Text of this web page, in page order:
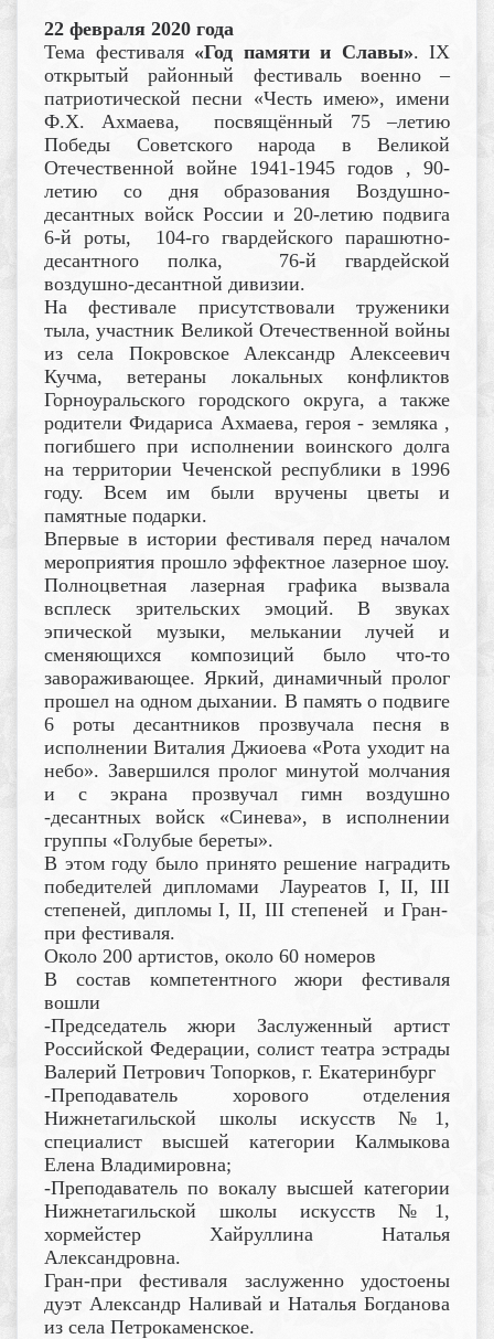
22 февраля 2020 года
Тема фестиваля «Год памяти и Славы». IX
открытый районный фестиваль военно –
патриотической песни «Честь имею», имени
Ф.Х. Ахмаева, посвящённый 75 –летию
Победы Советского народа в Великой
Отечественной войне 1941-1945 годов , 90-
летию со дня образования Воздушно-
десантных войск России и 20-летию подвига
6-й роты, 104-го гвардейского парашютно-
десантного полка, 76-й гвардейской
воздушно-десантной дивизии.
На фестивале присутствовали труженики
тыла, участник Великой Отечественной войны
из села Покровское Александр Алексеевич
Кучма, ветераны локальных конфликтов
Горноуральского городского округа, а также
родители Фидариса Ахмаева, героя - земляка ,
погибшего при исполнении воинского долга
на территории Чеченской республики в 1996
году. Всем им были вручены цветы и
памятные подарки.
Впервые в истории фестиваля перед началом
мероприятия прошло эффектное лазерное шоу.
Полноцветная лазерная графика вызвала
всплеск зрительских эмоций. В звуках
эпической музыки, мелькании лучей и
сменяющихся композиций было что-то
завораживающее. Яркий, динамичный пролог
прошел на одном дыхании. В память о подвиге
6 роты десантников прозвучала песня в
исполнении Виталия Джиоева «Рота уходит на
небо». Завершился пролог минутой молчания
и с экрана прозвучал гимн воздушно
-десантных войск «Синева», в исполнении
группы «Голубые береты».
В этом году было принято решение наградить
победителей дипломами Лауреатов I,II,III
степеней, дипломыI,II, IIIстепеней и Гран-
при фестиваля.
Около 200 артистов, около 60 номеров
В состав компетентного жюри фестиваля
вошли
-Председатель жюри Заслуженный артист
Российской Федерации, солист театра эстрады
Валерий Петрович Топорков, г. Екатеринбург
-Преподаватель хорового отделения
Нижнетагильской школы искусств №1,
специалист высшей категории Калмыкова
Елена Владимировна;
-Преподаватель по вокалу высшей категории
Нижнетагильской школы искусств №1,
хормейстер Хайруллина Наталья
Александровна.
Гран-при фестиваля заслуженно удостоены
дуэт Александр Наливай и Наталья Богданова
из села Петрокаменское.